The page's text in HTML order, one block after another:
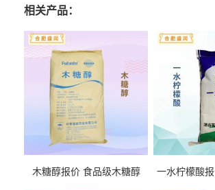
相关产品：
木糖醇报价 食品级木糖醇
一水柠檬酸